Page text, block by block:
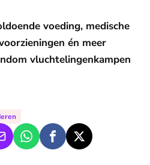
voeding, medische
én meer
vluchtelingenkampen